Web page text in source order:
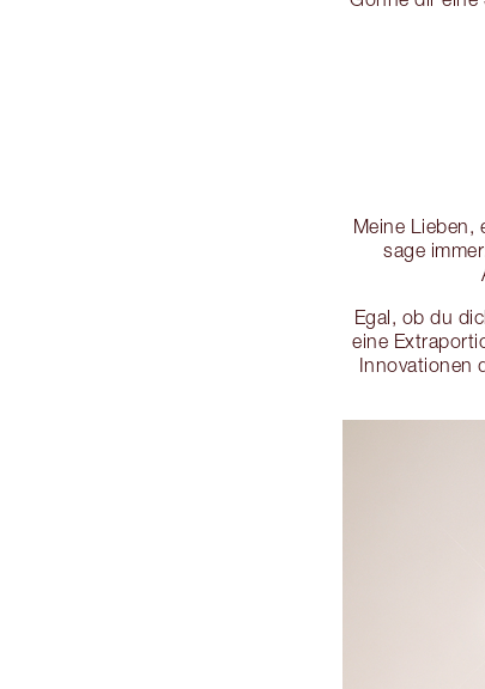
Meine Lieben,
sage
Egal, ob du
eine
Innovationen